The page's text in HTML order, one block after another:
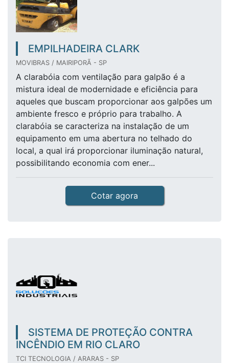
EMPILHADEIRA CLARK
MOVIBRAS / MAIRIPORÃ - SP
A clarabóia com ventilação para galpão é a
mistura ideal de modernidade e eficiência para
aqueles que buscam proporcionar aos galpões um
ambiente fresco e próprio para trabalho. A
clarabóia se caracteriza na instalação de um
equipamento em uma abertura no telhado do
local, a qual irá proporcionar iluminação natural,
possibilitando economia com ener...
Cotar agora
SISTEMA DE PROTEÇÃO CONTRA
INCÊNDIO EM RIO CLARO
TCI TECNOLOGIA / ARARAS - SP